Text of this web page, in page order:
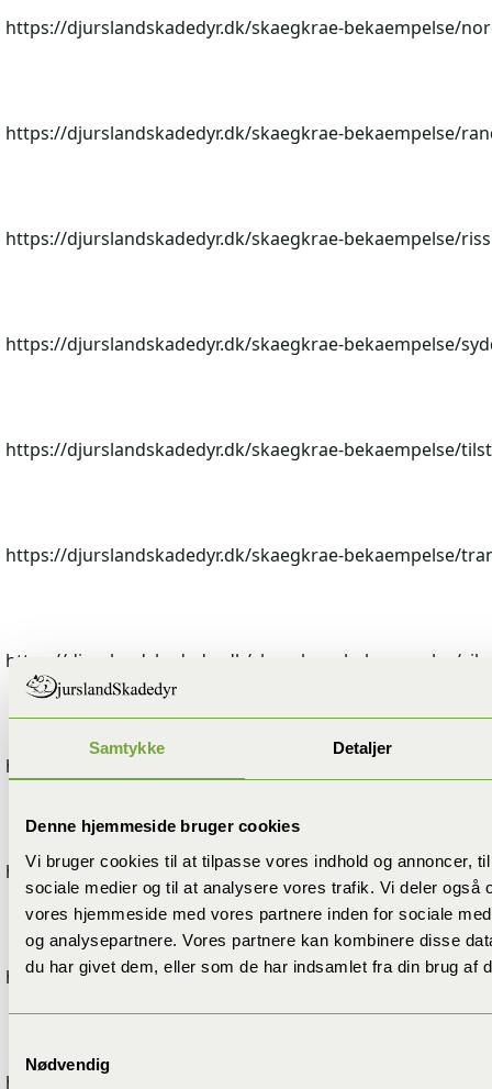
Samtykke Detaljer
Denne hjemmeside bruger cookies
Vi bruger cookies til at tilpasse vores indhold og annoncer,
sociale medier og til at analysere vores trafik. Vi deler også
vores hjemmeside med vores partnere inden for sociale
og analysepartnere. Vores partnere kan kombinere disse
du har givet dem, eller som de har indsamlet fra din brug af
Nødvendig
https://djurslandskadedyr.dk/skaegkrae-bekaempelse/
https://djurslandskadedyr.dk/skaegkrae-bekaempelse/
https://djurslandskadedyr.dk/skaegkrae-bekaempelse/
https://djurslandskadedyr.dk/skaegkrae-bekaempelse/
https://djurslandskadedyr.dk/skaegkrae-bekaempelse/
https://djurslandskadedyr.dk/skaegkrae-bekaempelse/
https://djurslandskadedyr.dk/skaegkrae-bekaempelse/
https://djurslandskadedyr.dk/muldvarpebekaempelse/
https://djurslandskadedyr.dk/muldvarpebekaempelse/
https://djurslandskadedyr.dk/muldvarpebekaempelse/
https://djurslandskadedyr.dk/muldvarpebekaempelse/